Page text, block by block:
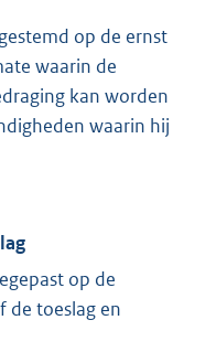
op de ernst
waarin de
kan worden
waarin hij
op de
de toeslag en